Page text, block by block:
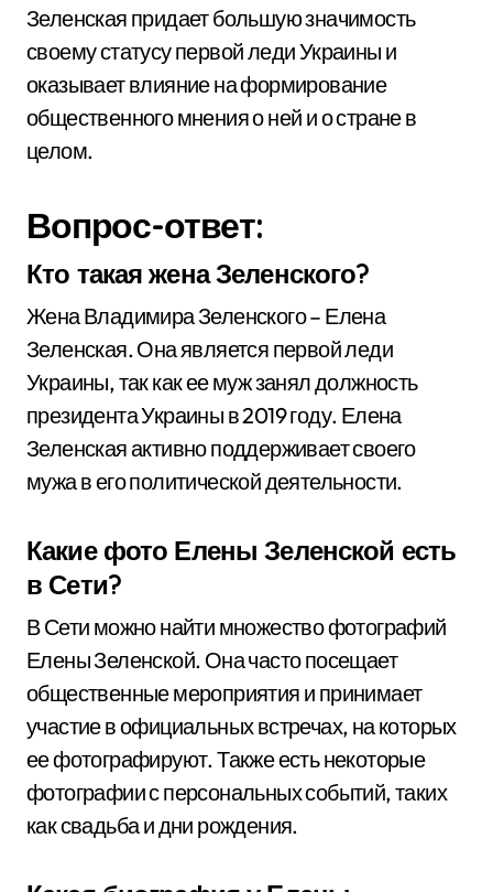
Зеленская придает большую значимость
своему статусу первой леди Украины и
оказывает влияние на формирование
общественного мнения о ней и о стране в
целом.
Вопрос-ответ:
Кто такая жена Зеленского?
Жена Владимира Зеленского – Елена
Зеленская. Она является первой леди
Украины, так как ее муж занял должность
президента Украины в 2019 году. Елена
Зеленская активно поддерживает своего
мужа в его политической деятельности.
Какие фото Елены Зеленской есть
в Сети?
В Сети можно найти множество фотографий
Елены Зеленской. Она часто посещает
общественные мероприятия и принимает
участие в официальных встречах, на которых
ее фотографируют. Также есть некоторые
фотографии с персональных событий, таких
как свадьба и дни рождения.